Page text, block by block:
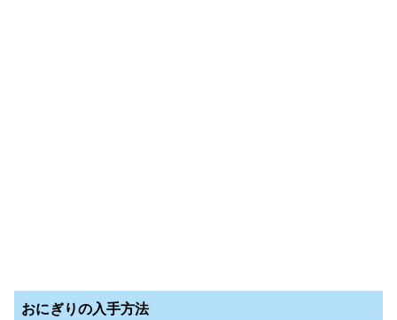
おにぎりの入手方法